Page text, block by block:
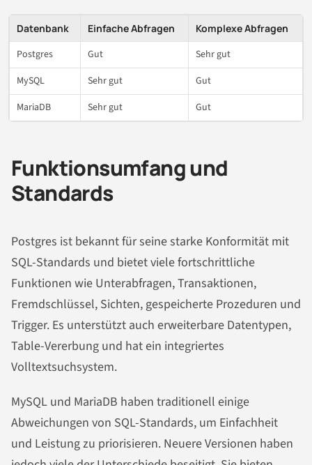
Datenbank Einfache Abfragen Komplexe Abfragen
Postgres Gut
Sehr gut
MySQL
Sehr gut
Gut
MariaDB
Sehr gut Gut
Funktionsumfang und
Standards
Postgres ist bekannt für seine starke Konformität mit
SQL-Standards und bietet viele fortschrittliche
Funktionen wie Unterabfragen, Transaktionen,
Fremdschlüssel, Sichten, gespeicherte Prozeduren und
Trigger. Es unterstützt auch erweiterbare Datentypen,
Table-Vererbung und hat ein integriertes
Volltextsuchsystem.
MySQL und MariaDB haben traditionell einige
Abweichungen von SQL-Standards, um Einfachheit
und Leistung zu priorisieren. Neuere Versionen haben